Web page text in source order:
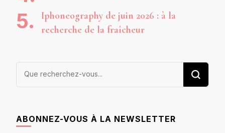
Iphoneography de juin 2026 : à la
recherche de la fraîcheur
Vous
ABONNEZ-VOUS À LA NEWSLETTER